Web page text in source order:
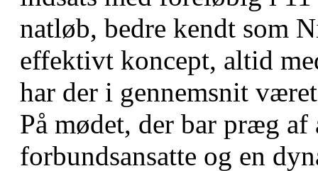
natløb, bedre kendt som
effektivt koncept, altid
har der i gennemsnit
På mødet, der bar præg af
forbundsansatte og en